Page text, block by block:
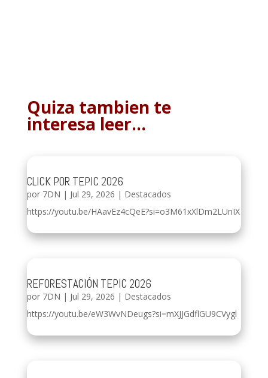
Quiza tambien te
interesa leer…
CLICK POR TEPIC 2026
por 7DN | Jul 29, 2026 | Destacados
https://youtu.be/HAavEz4cQeE?si=o3M61xXlDm2LUnIX
REFORESTACIÓN TEPIC 2026
por 7DN | Jul 29, 2026 | Destacados
https://youtu.be/eW3WvNDeugs?si=mXJJGdflGU9CVygl